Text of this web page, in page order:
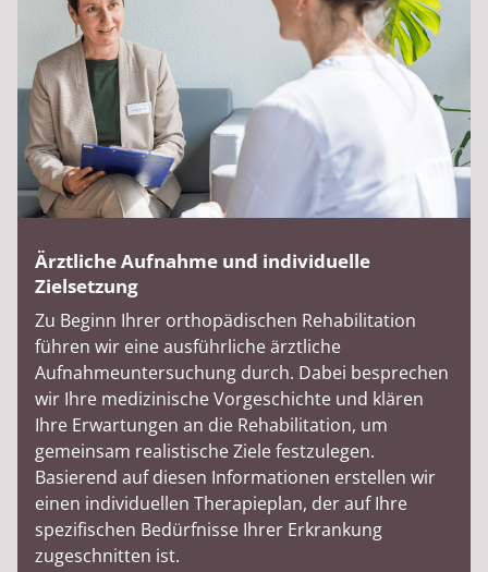
Ärztliche Aufnahme und individuelle
Zielsetzung
Zu Beginn Ihrer orthopädischen Rehabilitation
führen wir eine ausführliche ärztliche
Aufnahmeuntersuchung durch. Dabei besprechen
wir Ihre medizinische Vorgeschichte und klären
Ihre Erwartungen an die Rehabilitation, um
gemeinsam realistische Ziele festzulegen.
Basierend auf diesen Informationen erstellen wir
einen individuellen Therapieplan, der auf Ihre
spezifischen Bedürfnisse Ihrer Erkrankung
zugeschnitten ist.